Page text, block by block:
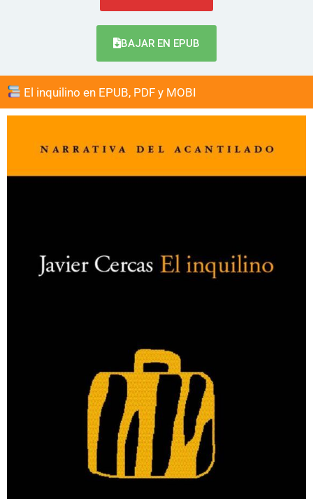
BAJAR EN EPUB
El inquilino en EPUB, PDF y MOBI